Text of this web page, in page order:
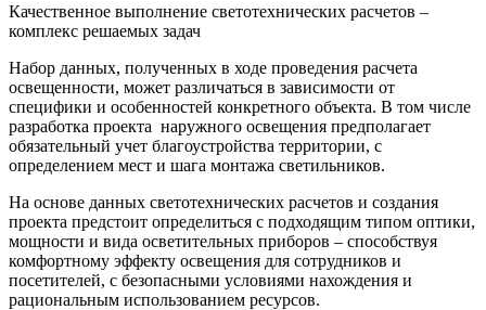
Качественное выполнение светотехнических расчетов –
комплекс решаемых задач
Набор данных, полученных в ходе проведения расчета
освещенности, может различаться в зависимости от
специфики и особенностей конкретного объекта. В том числе
разработка проекта наружного освещения предполагает
обязательный учет благоустройства территории, с
определением мест и шага монтажа светильников.
На основе данных светотехнических расчетов и создания
проекта предстоит определиться с подходящим типом оптики,
мощности и вида осветительных приборов – способствуя
комфортному эффекту освещения для сотрудников и
посетителей, с безопасными условиями нахождения и
рациональным использованием ресурсов.